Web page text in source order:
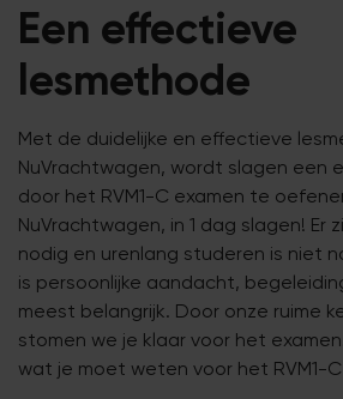
Een effectieve
lesmethode
Met de duidelijke en effectieve
NuVrachtwagen, wordt slagen een
door het RVM1-C examen te
NuVrachtwagen, in 1 dag slagen! Er
nodig en urenlang studeren is niet
is persoonlijke aandacht,
meest belangrijk. Door onze ruime
stomen we je klaar voor het
wat je moet weten voor het RVM1-